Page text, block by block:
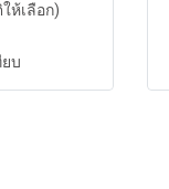
ห้เลือก)
ยบ